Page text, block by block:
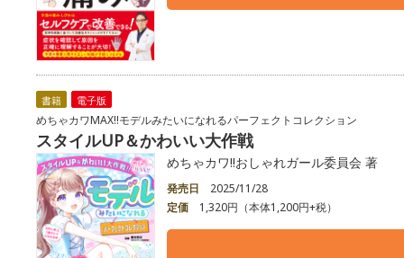
書籍 電子版
めちゃカワMAX!!モデルみたいになれるパーフェクトコレクション
スタイルUP＆かわいい大作戦
めちゃカワ!!おしゃれガール委員会 著
発売日
2025/11/28
定価
1,320円（本体1,200円+税）